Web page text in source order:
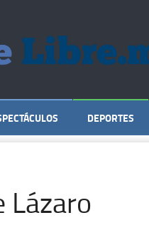
DEPORTES
Lázaro